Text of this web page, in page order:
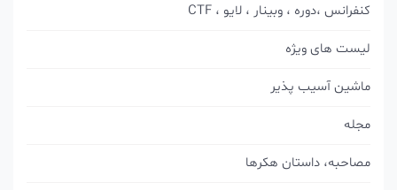
کنفرانس ،دوره ، وبینار ، لایو ، CTF
لیست های ویژه
ماشین آسیب پذیر
مصاحبه، داستان هکرها